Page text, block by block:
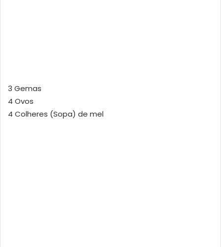
3 Gemas
4 Ovos
4 Colheres (Sopa) de mel